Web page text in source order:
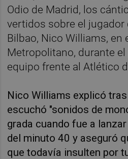
Odio de Madrid, los
vertidos sobre el jugador
Bilbao, Nico Williams, en
Metropolitano, durante
equipo frente al Atlético
Nico Williams explicó
escuchó "sonidos de
grada cuando fue a
del minuto 40 y aseguró
que todavía insulten por